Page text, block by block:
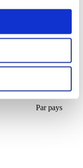
Par pays